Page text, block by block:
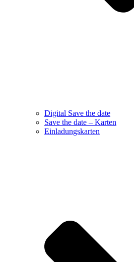
Digital Save the date
Save the date – Karten
Einladungskarten